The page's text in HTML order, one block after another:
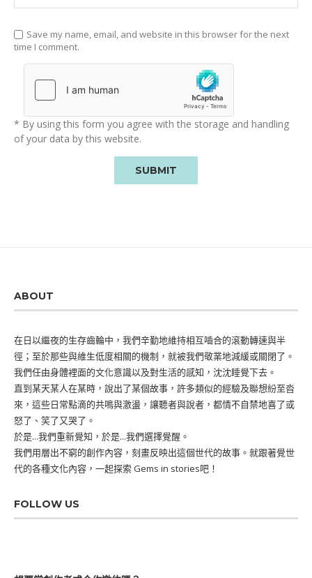
Save my name, email, and website in this browser for the next
time I comment.
* By using this form you agree with the storage and handling
of your data by this website.
ABOUT
在日以繼夜的生存齒輪中，我們辛勤地維持相互嚙合的滾動轉速與半
徑；至於那些與維生低度相關的機制，就被我們敬業地減緩或關閉了。
我們任由身體裡面的文化意識以及對生活的感知，沈沈睡覺下去。
直到某天某人在某時，說出了某個故事，許多類似的經驗及聯想紛至沓
來，這些日常點滴的共鳴與激盪，讓聽者與說者，都情不自禁地喜了或
怒了、笑了又哭了。
於是...我們重新覺知，於是...我們選擇覺醒。
我們用層出不窮的創作內容，刻畫反映出這個世代的故事。就跟著覺世
代的各種文化內容，一起探索 Gems in stories吧！
FOLLOW US